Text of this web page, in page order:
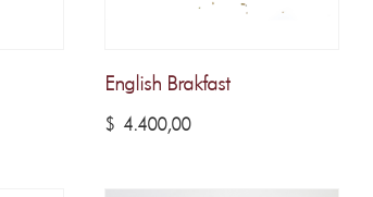
English Brakfast
$ 4.400,00